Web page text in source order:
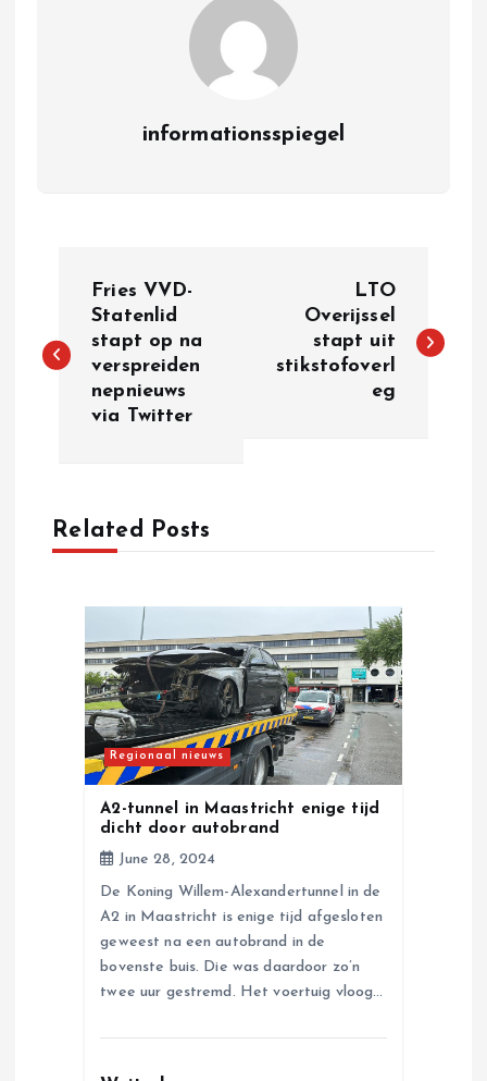
informationsspiegel
s
a
Fries VVD-
Statenlid
stapt op na
verspreiden
nepnieuws
via Twitter
LTO
Overijssel
stapt uit
stikstofoverl
eg
Related Posts
Regionaal nieuws
A2-tunnel in Maastricht enige tijd
dicht door autobrand
June 28, 2024
De Koning Willem-Alexandertunnel in de
A2 in Maastricht is enige tijd afgesloten
geweest na een autobrand in de
bovenste buis. Die was daardoor zo’n
twee uur gestremd. Het voertuig vloog…